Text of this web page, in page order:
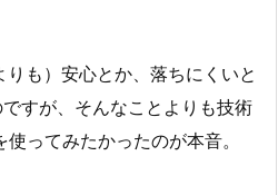
も）安心とか、落ちにくいと
すが、そんなことよりも技術
ってみたかったのが本音。